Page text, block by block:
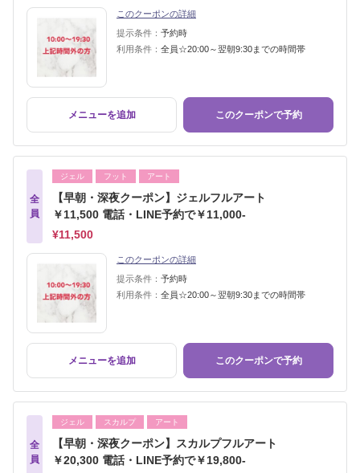
このクーポンの詳細
提示条件： 予約時
利用条件： 全員☆20:00～翌朝9:30までの時間帯
メニューを追加 このクーポンで予約
全
員
ジェル フット アート
【早朝・深夜クーポン】ジェルフルアート
￥11,500 電話・LINE予約で￥11,000-
¥11,500
このクーポンの詳細
提示条件： 予約時
利用条件： 全員☆20:00～翌朝9:30までの時間帯
メニューを追加 このクーポンで予約
全
員
ジェル スカルプ アート
【早朝・深夜クーポン】スカルプフルアート
￥20,300 電話・LINE予約で￥19,800-